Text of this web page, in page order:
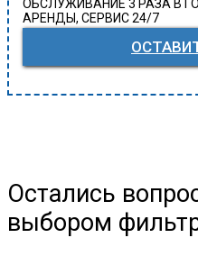
ОБСЛУЖИВАНИЕ 3 РАЗА В
АРЕНДЫ, СЕРВИС 24/7
Остались
выбором